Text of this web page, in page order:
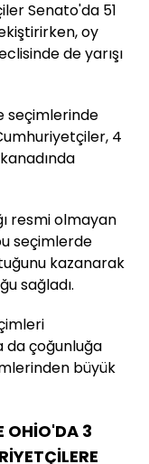
Senato'da 51
oy
de yarışı
seçimlerinde
4
resmi olmayan
seçimlerde
kazanarak
sağladı.
da çoğunluğa
büyük
OHİO'DA 3